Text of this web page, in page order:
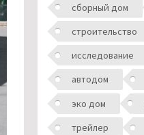
сборный дом
строительство
исследование
автодом
эко дом
трейлер